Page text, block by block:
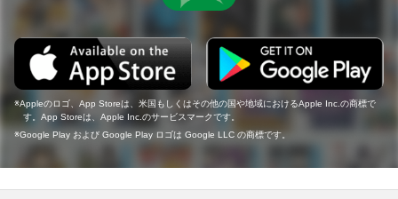
Appleのロゴ、App Storeは、米国もしくはその他の国や地域におけるApple Inc.の商標で
す。App Storeは、Apple Inc.のサービスマークです。
Google Play および Google Play ロゴは Google LLC の商標です。